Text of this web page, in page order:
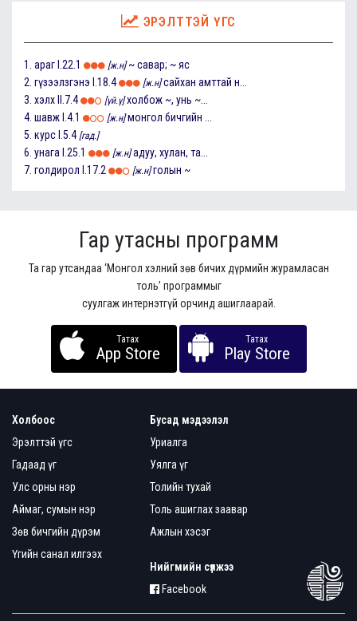
ЭРЭЛТТЭЙ ҮГС
1. араг I.22.1 [ж.н] ~ савар; ~ яс
2. гүзээлзгэнэ I.18.4 [ж.н] сайхан амттай н...
3. хэлх II.7.4 [үй.ү] холбож ~, унь ~...
4. шавж I.4.1 [ж.н] монгол бичгийн ...
5. курс I.5.4 [гад.]
6. унага I.25.1 [ж.н] адуу, хулан, та...
7. голдирол I.17.2 [ж.н] голын ~
Гар утасны программ
Та гар утсандаа ‘Монгол хэлний зөв бичих дүрмийн журамласан
толь’ программыг
суулгаж интернэтгүй орчинд ашиглаарай.
Татах
App Store
Татах
Play Store
Холбоос
Эрэлттэй үгс
Гадаад үг
Улс орны нэр
Аймаг, сумын нэр
Зөв бичгийн дүрэм
Үгийн санал илгээх
Бусад мэдээлэл
Уриалга
Уялга үг
Толийн тухай
Толь ашиглах заавар
Ажлын хэсэг
Нийгмийн сүлжээ
Facebook